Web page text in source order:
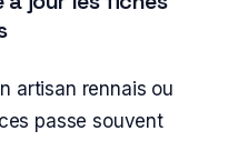
artisan rennais ou
passe souvent